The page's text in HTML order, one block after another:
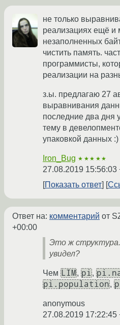
не только
реализациях ещё и
незаполненных
чистить память.
программисты,
реализации на
з.ы. предлагаю 27
выравнивания
последние два дня
тему в
упаковкой данных :)
Iron_Bug ★★★★★
27.08.2019 15:56:03
Показать ответ
Ответ на: комментарий от
+00:00
Это ж
увидел?
Чем LIM , pi,
pi.population,
anonymous
27.08.2019 17:22:45